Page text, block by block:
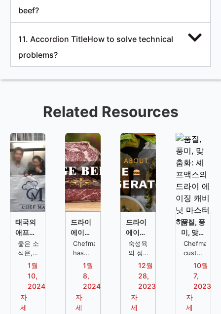
beef?
11. Accordion TitleHow to solve technical
problems?
Related Resources
태국의
애프터
서비스
지원: 레
스토랑
주방 솔
루션
좋은 소
식은,
셰프맥
스가 전
문 레스
토랑 주
방 솔루
션 애프
1월
10,
2024
자
세
드라이
에이징
냉장고
FAQ
Chefmax
has
compiled
most
frequently
asked
questions
1월
8,
2024
자
세
드라이
에이지
냉장고:
알아야
할 모든
숙성육
의 정
의, 건
식 숙성
과 습식
숙성의
차이점,
비즈니
12월
28,
2023
자
세
품질, 풍
미, 맞춤
화: 셰프
맥스의
드라이
에이징
캐비닛
마스터
하기
Chefmax
customized
a dry
aging
cabinet
for a
restaurant
located
10월
7,
2023
자
세